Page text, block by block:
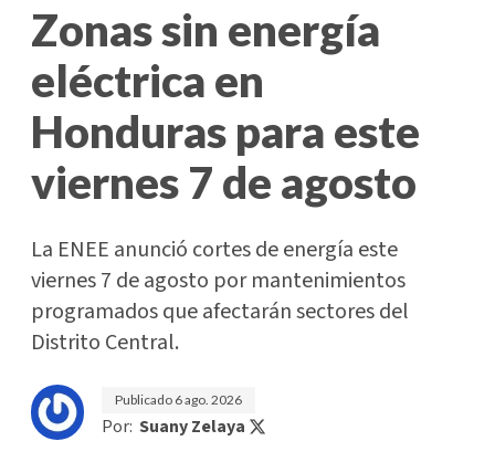
Zonas sin energía
eléctrica en
Honduras para este
viernes 7 de agosto
La ENEE anunció cortes de energía este
viernes 7 de agosto por mantenimientos
programados que afectarán sectores del
Distrito Central.
Publicado 6 ago. 2026
Por: Suany Zelaya